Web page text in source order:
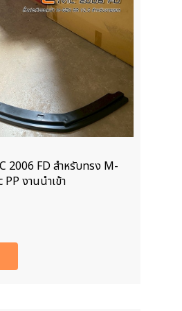
2006 FD สำหรับทรง M-
งานนำเข้า